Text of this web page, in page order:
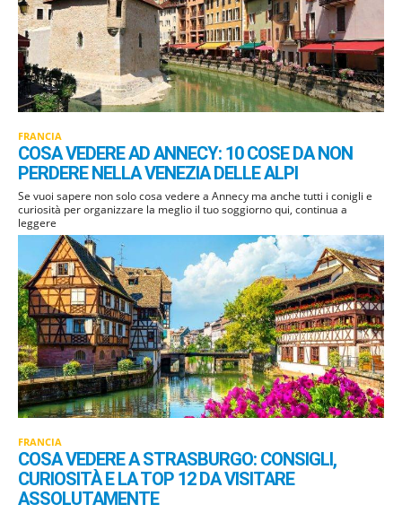
FRANCIA
COSA VEDERE AD ANNECY: 10 COSE DA NON
PERDERE NELLA VENEZIA DELLE ALPI
Se vuoi sapere non solo cosa vedere a Annecy ma anche tutti i conigli e
curiosità per organizzare la meglio il tuo soggiorno qui, continua a
leggere
FRANCIA
COSA VEDERE A STRASBURGO: CONSIGLI,
CURIOSITÀ E LA TOP 12 DA VISITARE
ASSOLUTAMENTE